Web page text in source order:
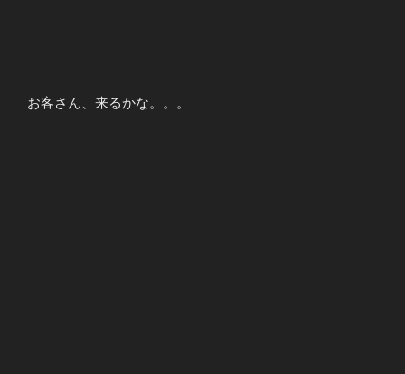
お客さん、来るかな。。。